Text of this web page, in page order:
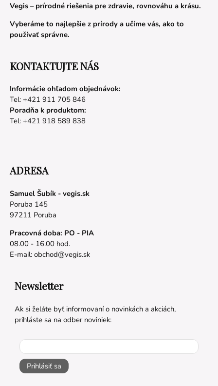
Vegis – prírodné riešenia pre zdravie, rovnováhu a krásu.
Vyberáme to najlepšie z prírody a učíme vás, ako to
používať správne.
KONTAKTUJTE NÁS
Informácie ohľadom objednávok:
Tel: +421 911 705 846
Poradňa k produktom:
Tel: +421 918 589 838
ADRESA
Samuel Šubík - vegis.sk
Poruba 145
97211 Poruba
Pracovná doba: PO - PIA
08.00 - 16.00 hod.
E-mail: obchod@vegis.sk
Newsletter
Ak si želáte byť informovaní o novinkách a akciách,
prihláste sa na odber noviniek:
Prihlásiť sa